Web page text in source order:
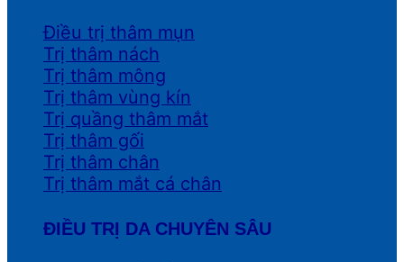
Điều trị thâm mụn
Trị thâm nách
Trị thâm mông
Trị thâm vùng kín
Trị quầng thâm mắt
Trị thâm gối
Trị thâm chân
Trị thâm mắt cá chân
ĐIỀU TRỊ DA CHUYÊN SÂU